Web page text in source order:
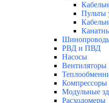
Пульты
РВД и ПВД
Насосы
Вентиляторы
Компрессоры
Модульные
Расходомеры